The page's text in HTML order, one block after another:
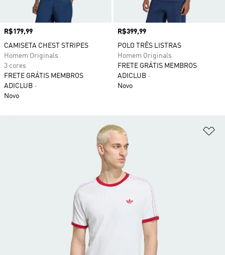
Preço
R$179,99
CAMISETA CHEST STRIPES
Homem Originals
3 cores
FRETE GRÁTIS MEMBROS
ADICLUB
Novo
Preço
R$399,99
POLO TRÊS LISTRAS
Homem Originals
FRETE GRÁTIS MEMBROS
ADICLUB
Novo